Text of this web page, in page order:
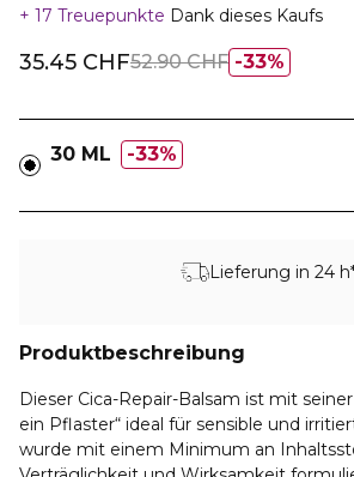
17 Treuepunkte Dank dieses Kaufs
33%
35.45 CHF52.90 CHF
30 ML 33%
Lieferung in 24
Produktbeschreibung
Dieser Cica-Repair-Balsam ist mit
ein Pflaster“ ideal für sensible und
wurde mit einem Minimum an